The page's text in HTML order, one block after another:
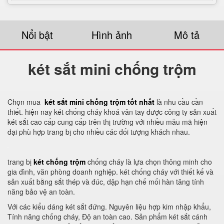
Nổi bật Hình ảnh Mô tả
két sắt mini chống trộm
Chọn mua két sắt mini chống trộm tốt nhất là nhu cầu cần
thiết. hiện nay két chống cháy khoá vân tay được công ty sản xuất
két sắt cao cấp cung cấp trên thị trường với nhiều mẫu mã hiện
đại phù hợp trang bị cho nhiều các đối tượng khách nhau.
trang bị két chống trộm chống cháy là lựa chọn thông minh cho
gia đình, văn phòng doanh nghiệp. két chống cháy với thiết kế và
sản xuất bằng sắt thép và đúc, dập hạn chế mối hàn tăng tính
năng bảo vệ an toàn.
Với các kiểu dáng két sắt đứng. Nguyên liệu hợp kim nhập khẩu,
Tính năng chống cháy, Độ an toàn cao. Sản phẩm két sắt cánh